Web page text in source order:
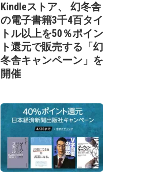
Kindleストア、 幻冬舎
の電子書籍3千4百タイ
トル以上を50％ポイン
ト還元で販売する「幻
冬舎キャンペーン」を
開催